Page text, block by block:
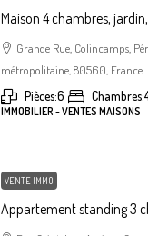
Maison 4 chambres,
Grande Rue, Colincamps,
métropolitaine, 80560, France
Pièces:6 Chambres:
IMMOBILIER - VENTES MAISONS
VENTE IMMO
Appartement standing 3